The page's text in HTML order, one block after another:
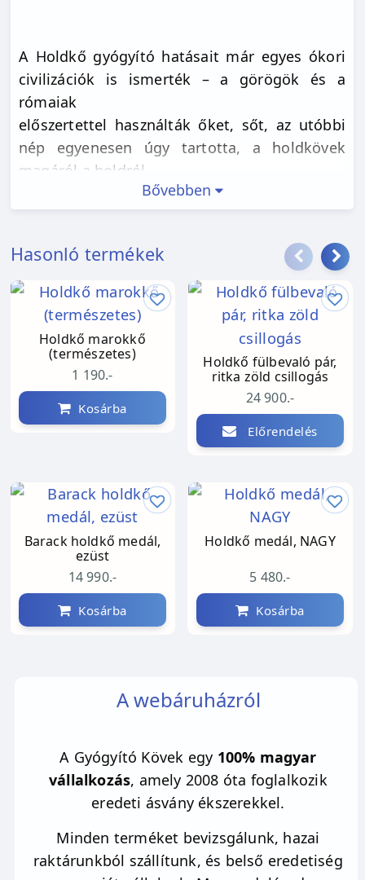
A Holdkő gyógyító hatásait már egyes ókori
civilizációk is ismerték – a görögök és a
rómaiak
előszertettel használták őket, sőt, az utóbbi
nép egyenesen úgy tartotta, a holdkövek
magáról a holdról
érkezett, szilárddá vált sugarak. A holdkő már
megjelenésében is finom, gyengéd,
kissé opálos felületű kő női energiákat
hordoz. Amellett, hogy férfiaknak a belső
nyugalmat, a békét
segíthet megtalálni, a női kisugrázásra lehet
igencsak jó hatással. Az álmatlanság igencsak
frusztráló
problémáján is segíthet sőt, a viselőjének
álmait is befolyásolhatja - természetesen
Bővebben
Hasonló termékek
Holdkő marokkő
(természetes)
1 190.-
Kosárba
Barack holdkő medál,
ezüst
14 990.-
Kosárba
Holdkő fülbevaló pár,
ritka zöld csillogás
24 900.-
Előrendelés
Holdkő medál, NAGY
5 480.-
Kosárba
A webáruházról
A Gyógyító Kövek egy 100% magyar
vállalkozás, amely 2008 óta foglalkozik
eredeti ásvány ékszerekkel.
Minden terméket bevizsgálunk, hazai
raktárunkból szállítunk, és belső eredetiség